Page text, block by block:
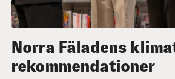
Norra Fäladens
rekommendationer